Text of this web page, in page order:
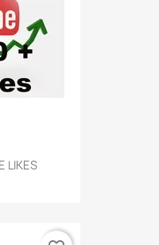
LIKES